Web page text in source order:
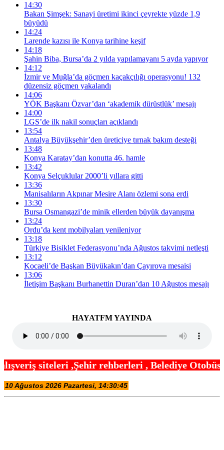
14:30
Bakan Şimşek: Sanayi üretimi ikinci çeyrekte yüzde 1,9
büyüdü
14:24
Larende kazısı ile Konya tarihine keşif
14:18
Şahin Biba, Bursa’da 2 yılda yapılamayanı 5 ayda yapıyor
14:12
İzmir ve Muğla’da göçmen kaçakçılığı operasyonu! 132
düzensiz göçmen yakalandı
14:06
YÖK Başkanı Özvar’dan ‘akademik dürüstlük’ mesajı
14:00
LGS’de ilk nakil sonuçları açıklandı
13:54
Antalya Büyükşehir’den üreticiye tırnak bakım desteği
13:48
Konya Karatay’dan konutta 46. hamle
13:42
Konya Selçuklular 2000’li yıllara gitti
13:36
Manisalıların Akpınar Mesire Alanı özlemi sona erdi
13:30
Bursa Osmangazi’de minik ellerden büyük dayanışma
13:24
Ordu’da kent mobilyaları yenileniyor
13:18
Türkiye Bisiklet Federasyonu’nda Ağustos takvimi netleşti
13:12
Kocaeli’de Başkan Büyükakın’dan Çayırova mesaisi
13:06
İletişim Başkanı Burhanettin Duran’dan 10 Ağustos mesajı
HAYATFM YAYINDA
,Şehir rehberleri , Belediye